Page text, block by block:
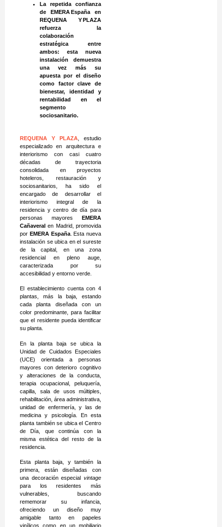
La repetida confianza
de EMERA España en
REQUENA Y PLAZA
refuerza la
colaboración
estratégica entre
ambos: esta nueva
instalación demuestra
una vez más su
apuesta por el diseño
como factor clave de
bienestar, identidad y
rentabilidad en el
segmento
sociosanitario.
REQUENA Y PLAZA , estudio
especializado en arquitectura e
interiorismo con casi cuatro
décadas de trayectoria
consolidada en proyectos
hoteleros, restauración y
sociosanitarios, ha sido el
encargado de desarrollar el
interiorismo integral de la
residencia y centro de día para
personas mayores EMERA
Cañaveral en Madrid, promovida
por EMERA España. Esta nueva
instalación se ubica en el sureste
de la capital, en una zona
residencial en pleno auge,
caracterizada por su
accesibilidad y entorno verde.
El establecimiento cuenta con 4
plantas, más la baja, estando
cada planta diseñada con un
color predominante, para facilitar
que el residente pueda identificar
su planta.
En la planta baja se ubica la
Unidad de Cuidados Especiales
(UCE) orientada a personas
mayores con deterioro cognitivo
y alteraciones de la conducta,
terapia ocupacional, peluquería,
capilla, sala de usos múltiples,
rehabilitación, área administrativa,
unidad de enfermería, y las de
medicina y psicología. En esta
planta también se ubica el Centro
de Día, que continúa con la
misma estética del resto de la
residencia.
Esta planta baja, y también la
primera, están diseñadas con
una decoración especial vintage
para los residentes más
vulnerables, buscando
rememorar su infancia,
ofreciendo un diseño muy
amigable tanto en papeles
vinílicos como en un mobiliario